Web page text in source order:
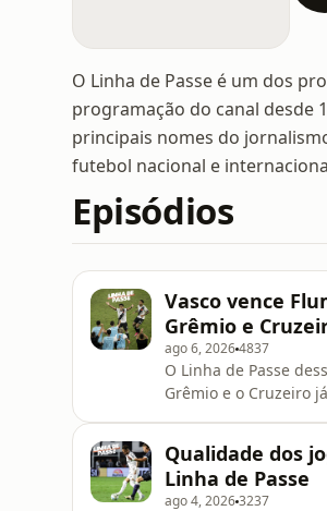
O Linha de Passe é um dos
programação do canal desde
principais nomes do
futebol nacional e
Episódios
Vasco vence
Grêmio e
ago 6, 20264837
O Linha de Passe
Grêmio e o Cruzeiro
Qualidade dos
Linha de Passe
ago 4, 20263237